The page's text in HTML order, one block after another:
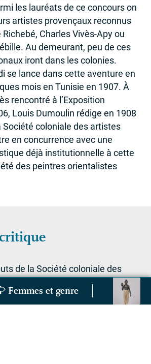
les lauréats de ce concours on
artistes provençaux reconnus
Charles Vivès-Apy ou
Au demeurant, peu de ces
iront dans les colonies.
se lance dans cette aventure en
mois en Tunisie en 1907. À
rencontré à l’Exposition
Louis Dumoulin rédige en 1908
Société coloniale des artistes
en concurrence avec une
déjà institutionnelle à cette
des peintres orientalistes
de la Société coloniale des
français sont marqués par les
personnelles de Louis
Femmes et genre
médecine coloniale, lieux et figuresLa collection